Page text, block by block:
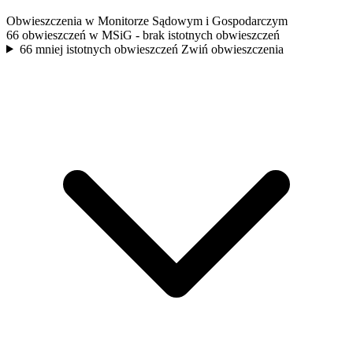
Obwieszczenia w Monitorze Sądowym i Gospodarczym
66 obwieszczeń w MSiG - brak istotnych obwieszczeń
66 mniej istotnych obwieszczeń Zwiń obwieszczenia